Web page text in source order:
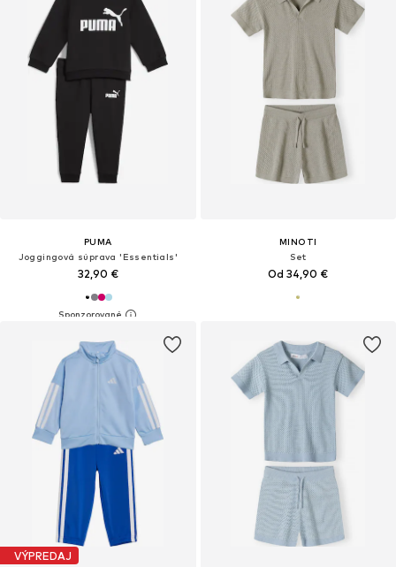
PUMA
Joggingová súprava 'Essentials'
32,90 €
MINOTI
Set
Od 34,90 €
VÝPREDAJ